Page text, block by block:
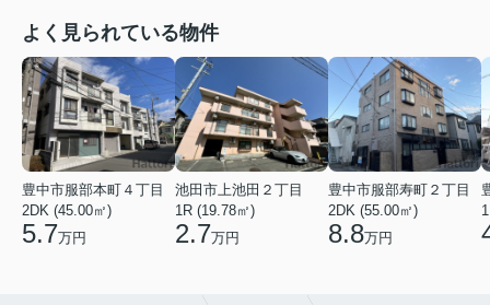
よく見られている物件
豊中市服部本町４丁目
2DK (45.00㎡)
5.7万円
池田市上池田２丁目
1R (19.78㎡)
2.7万円
豊中市服部寿町２丁目
2DK (55.00㎡)
8.8万円